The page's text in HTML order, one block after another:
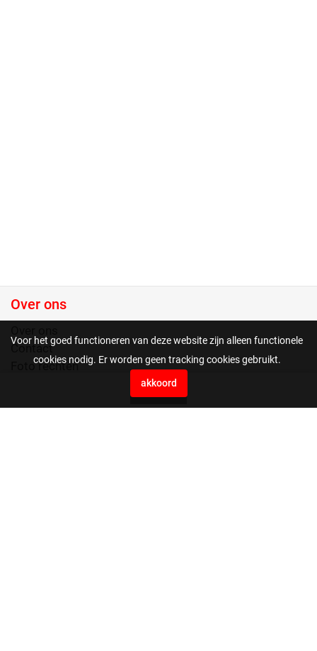
0
Over ons
Contact
Foto rechten
Voor het goed functioneren van deze website zijn alleen functionele
cookies nodig. Er worden geen tracking cookies gebruikt.
akkoord